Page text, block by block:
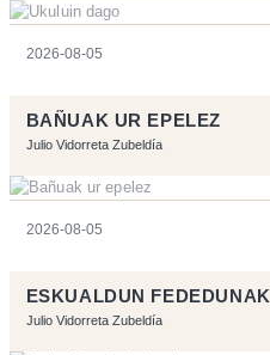
2026-08-05
BAÑUAK UR EPELEZ
Julio Vidorreta Zubeldía
2026-08-05
ESKUALDUN FEDEDUNAK
Julio Vidorreta Zubeldía